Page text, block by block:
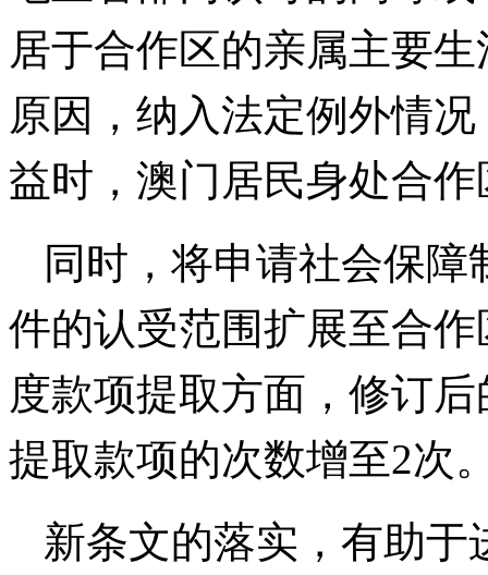
居于合作区的亲属主要
原因，纳入法定例外情
益时，澳门居民身处合
同时，将申请社会保
件的认受范围扩展至合
度款项提取方面，修订
提取款项的次数增至2次
新条文的落实，有助